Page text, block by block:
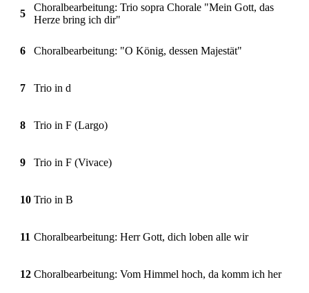
5
Choralbearbeitung: Trio sopra Chorale "Mein Gott, das
Herze bring ich dir"
6 Choralbearbeitung: "O König, dessen Majestät"
7 Trio in d
8 Trio in F (Largo)
9 Trio in F (Vivace)
10 Trio in B
11 Choralbearbeitung: Herr Gott, dich loben alle wir
12 Choralbearbeitung: Vom Himmel hoch, da komm ich her